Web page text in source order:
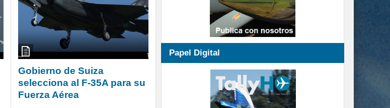
Gobierno de Suiza
selecciona al F-35A para su
Fuerza Aérea
Papel Digital